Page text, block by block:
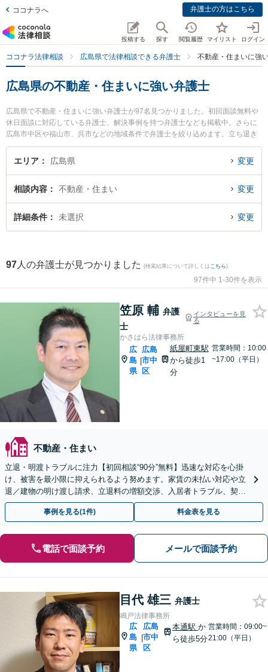
ココナラへ 弁護士の方はこちら
投稿する 探す 閲覧履歴 マイリスト ログイン
ココナラ法律相談 広島県で法律相談できる弁護士 不動産・住まいに強
広島県の不動産・住まいに強い弁護士
広島県で不動産・住まいに強い弁護士が97名見つかりました。初回面談無料や
休日面談に対応している弁護士、解決事例を持つ弁護士なども掲載中。さらに
広島市中区や福山市、呉市などの地域条件で弁護士を絞り込めます。立ち退き
交渉や家賃交渉、不動産契約解除等の細かな分野での絞り込み検索もでき便利
です。特にかさはら法律事務所の笠原 輔弁護士や鳴戸法律事務所の目代 雄三弁
のトラブルを今すぐに弁護士に相談したい』『不動産・住まいのトラブル解決
の実績豊富な近くの弁護士を検索したい』『初回相談無料で不動産・住まいを
法律相談できる広島県内の弁護士に相談予約したい』などでお困りの相談者さ
エリア 広島県 変更
相談内容 不動産・住まい 変更
詳細条件 未選択 変更
97 人の弁護士が見つかりました (検索結果について詳しくは こちら)
97件中 1-30件を表示
笠原 輔 弁護
士
インタビューを見
る
かさはら法律事務所
広
島
県
|
広島
市中
区
紙屋町東駅
から徒歩1
分
営業時間：10:00
~17:00（平日）
不動産・住まい
立退・明渡トラブルに注力【初回相談“90分”無料】迅速な対応を心掛
け、被害を最小限に抑えられるよう努めます。家賃の未払い対応や立
退／建物の明け渡し請求、立退料の増額交渉、入居者トラブル、契約
書のチェックなど。オーナー向け顧問契約あり。
事例を見る(1件) 料金表を見る
電話で面談予約 メールで面談予約
目代 雄三 弁護士
鳴戸法律事務所
広
島
県
|
広島
市中
区
本通駅 か
ら徒歩5分
営業時間：09:00~
21:00（平日）